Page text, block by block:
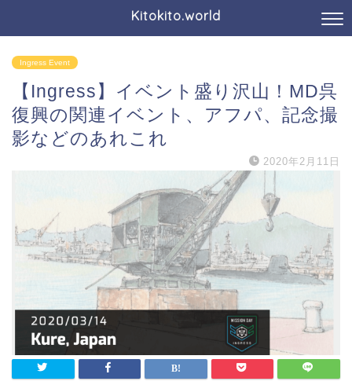
Kitokito.world
Ingress Event
【Ingress】イベント盛り沢山！MD呉
復興の関連イベント、アフパ、記念撮
影などのあれこれ
2020年2月11日